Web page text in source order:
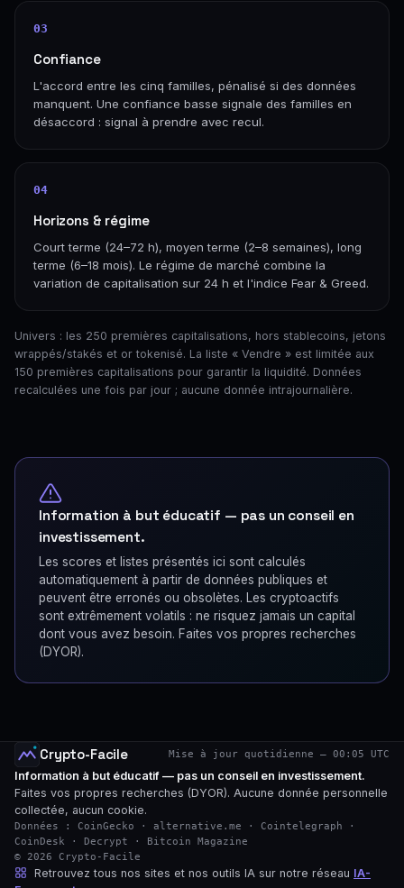
03
Confiance
L'accord entre les cinq familles, pénalisé si des données
manquent. Une confiance basse signale des familles en
désaccord : signal à prendre avec recul.
04
Horizons & régime
Court terme (24–72 h), moyen terme (2–8 semaines), long
terme (6–18 mois). Le régime de marché combine la
variation de capitalisation sur 24 h et l'indice Fear & Greed.
Univers : les 250 premières capitalisations, hors stablecoins, jetons
wrappés/stakés et or tokenisé. La liste « Vendre » est limitée aux
150 premières capitalisations pour garantir la liquidité. Données
recalculées une fois par jour ; aucune donnée intrajournalière.
Information à but éducatif — pas un conseil en
investissement.
Les scores et listes présentés ici sont calculés
automatiquement à partir de données publiques et
peuvent être erronés ou obsolètes. Les cryptoactifs
sont extrêmement volatils : ne risquez jamais un capital
dont vous avez besoin. Faites vos propres recherches
(DYOR).
Crypto-Facile Mise à jour quotidienne — 00:05 UTC
Information à but éducatif — pas un conseil en investissement.
Faites vos propres recherches (DYOR). Aucune donnée personnelle
collectée, aucun cookie.
Données : CoinGecko · alternative.me · Cointelegraph ·
CoinDesk · Decrypt · Bitcoin Magazine
© 2026 Crypto-Facile
Retrouvez tous nos sites et nos outils IA sur notre réseau IA-